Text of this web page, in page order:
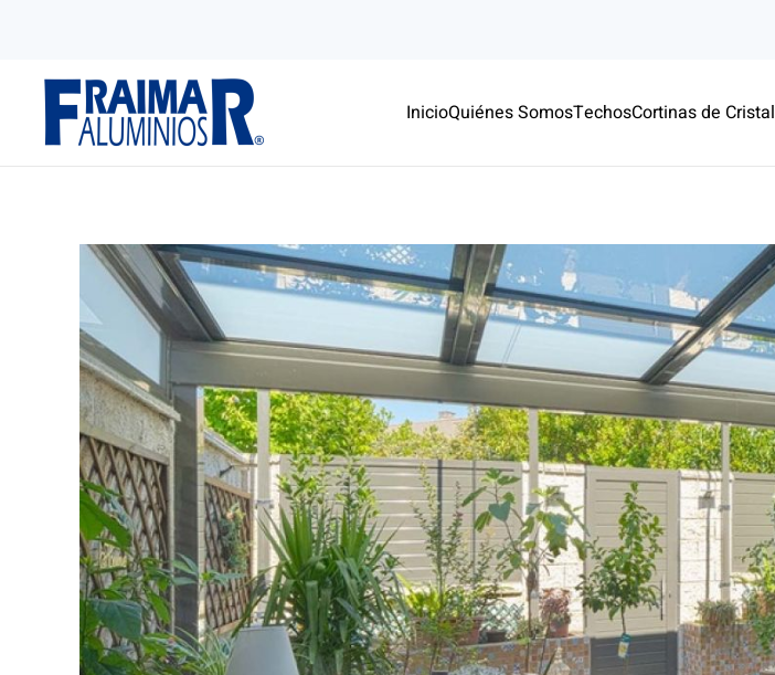
InicioQuiénes SomosTechosCortinas de Cristal